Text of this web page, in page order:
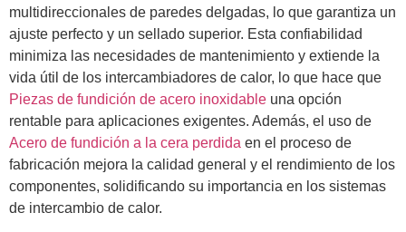
multidireccionales de paredes delgadas, lo que garantiza un
ajuste perfecto y un sellado superior. Esta confiabilidad
minimiza las necesidades de mantenimiento y extiende la
vida útil de los intercambiadores de calor, lo que hace que
Piezas de fundición de acero inoxidable una opción
rentable para aplicaciones exigentes. Además, el uso de
Acero de fundición a la cera perdida en el proceso de
fabricación mejora la calidad general y el rendimiento de los
componentes, solidificando su importancia en los sistemas
de intercambio de calor.